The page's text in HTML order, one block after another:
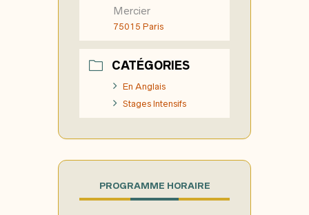
Mercier
75015 Paris
CATÉGORIES
En Anglais
Stages Intensifs
PROGRAMME HORAIRE